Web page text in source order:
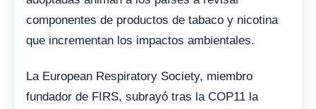
componentes de productos de tabaco y nicotina
que incrementan los impactos ambientales.
La European Respiratory Society, miembro
fundador de FIRS, subrayó tras la COP11 la